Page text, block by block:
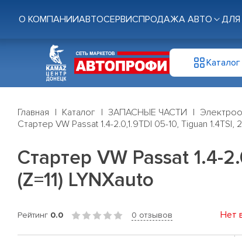
О КОМПАНИИАВТОСЕРВИСПРОДАЖА АВТО
Каталог
Главная Каталог ЗАПАСНЫЕ ЧАСТИ
Стартер VW Passat 1.4-2.0,1.9TDI 05-10, Tiguan 1.4TSI,
Стартер VW Passat 1.4-
(Z=11) LYNXauto
Рейтинг 0.0 0 отзывов Нет